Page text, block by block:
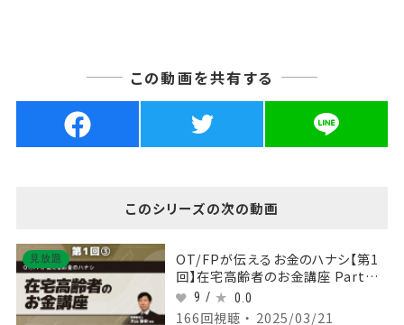
この動画を共有する
このシリーズの次の動画
見放題
OT/FPが伝えるお金のハナシ【第1
回】在宅高齢者のお金講座 Part③
介護費と年金
9 / 0.0
166回視聴 ・ 2025/03/21